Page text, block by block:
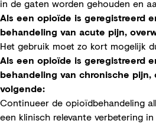
in de gaten worden gehouden en
Als een opioïde is geregistreerd
behandeling van acute pijn,
Het gebruik moet zo kort mogelijk
Als een opioïde is geregistreerd
behandeling van chronische
volgende:
Continueer de opioïdbehandeling
een klinisch relevante verbetering